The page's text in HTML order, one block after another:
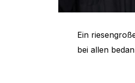
Ein
bei allen